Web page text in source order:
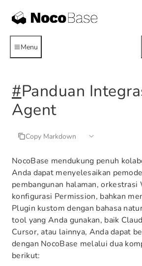
Menu
#Panduan
Agent
Copy Markdown
NocoBase mendukung penuh
Anda dapat menyelesaikan
pembangunan halaman, orkestrasi
konfigurasi Permission, bahkan
Plugin kustom dengan bahasa
tool yang Anda gunakan, baik
Cursor, atau lainnya, Anda dapat
dengan NocoBase melalui dua
berikut: